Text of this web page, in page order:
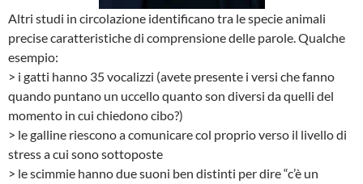
Altri studi in circolazione identificano tra le specie animali
precise caratteristiche di comprensione delle parole. Qualche
esempio:
> i gatti hanno 35 vocalizzi (avete presente i versi che fanno
quando puntano un uccello quanto son diversi da quelli del
momento in cui chiedono cibo?)
> le galline riescono a comunicare col proprio verso il livello di
stress a cui sono sottoposte
> le scimmie hanno due suoni ben distinti per dire “c’è un